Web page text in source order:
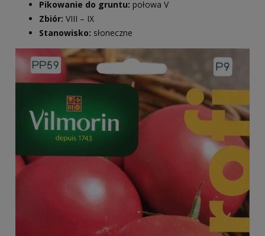
Pikowanie do gruntu: połowa V
Zbiór: VIII – IX
Stanowisko: słoneczne